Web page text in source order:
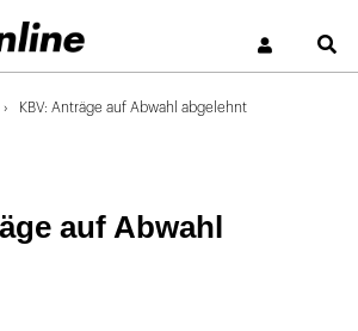
KBV: Anträge auf Abwahl abgelehnt
auf Abwahl